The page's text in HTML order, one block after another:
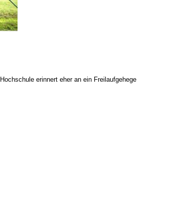
erinnert eher an ein Freilaufgehege